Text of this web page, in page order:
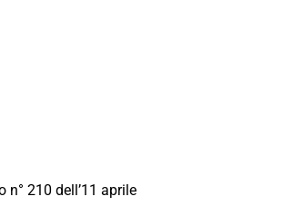
210 dell’11 aprile